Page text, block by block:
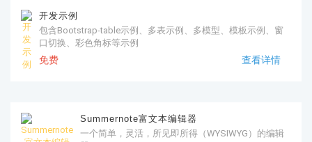
开发示例
包含Bootstrap-table示例、多表示例、多模型、模板示例、窗
口切换、彩色角标等示例
免费 查看详情
Summernote富文本编辑器
一个简单，灵活，所见即所得（WYSIWYG）的编辑